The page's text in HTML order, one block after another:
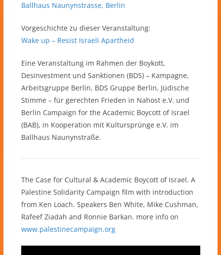
Ballhaus Naunynstrasse, Berlin
Vorgeschichte zu dieser Veranstaltung:
Wake up – Resist Israeli Apartheid
Eine Veranstaltung im Rahmen der Boykott,
Desinvestment und Sanktionen (BDS) – Kampagne,
Arbeitsgruppe Berlin, BDS Gruppe Berlin, Jüdische
Stimme – für gerechten Frieden in Nahost e.V. und
Berlin Campaign for the Academic Boycott of Israel
(BAB), in Kooperation mit Kultursprünge e.V. im
Ballhaus Naunynstraße.
The Case for Cultural & Academic Boycott of Israel. A
Palestine Solidarity Campaign film with introduction
from Ken Loach. Speakers Ben White, Mike Cushman,
Rafeef Ziadah and Ronnie Barkan. more info on
www.palestinecampaign.org